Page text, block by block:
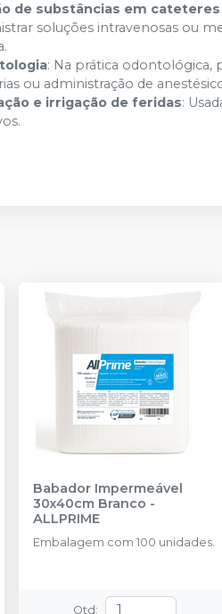
de substâncias em
soluções intravenosas ou
: Na prática odontológica,
ou administração de
e irrigação de feridas:
Babador Impermeável
30x40cm Branco -
ALLPRIME
Embalagem com 100 unidades.
Qtd :